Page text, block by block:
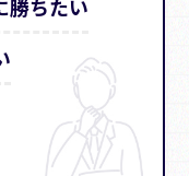
勝ちたい